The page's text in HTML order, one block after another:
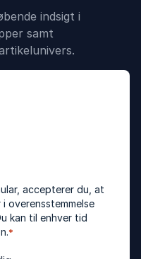
indsigt i
samt
accepterer du, at
overensstemmelse
kan til enhver tid
*